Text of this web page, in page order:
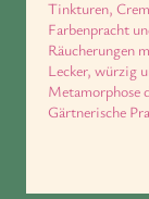
Tinkturen,
Farbenpracht
Räucherungen
Lecker, würzig
Metamorphose
Gärtnerische